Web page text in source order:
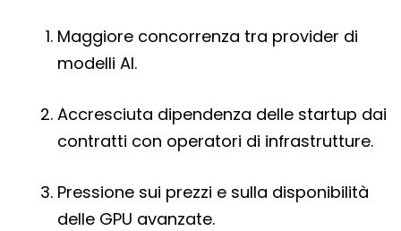
Maggiore concorrenza tra provider di
modelli AI.
Accresciuta dipendenza delle startup dai
contratti con operatori di infrastrutture.
Pressione sui prezzi e sulla disponibilità
delle GPU avanzate.